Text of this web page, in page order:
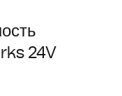
24V